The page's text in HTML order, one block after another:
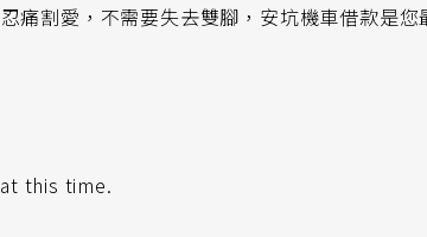
痛割愛，不需要失去雙腳，安坑機車借款是您
this time.